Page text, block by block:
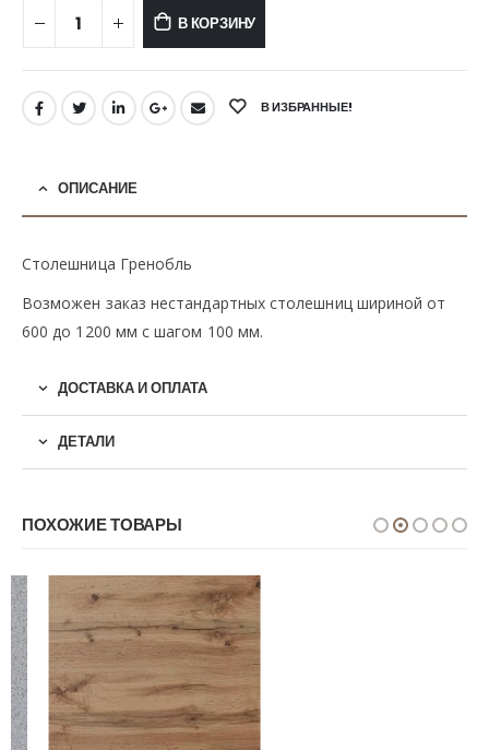
В КОРЗИНУ
В ИЗБРАННЫЕ!
ОПИСАНИЕ
Столешница Гренобль
Возможен заказ нестандартных столешниц шириной от
600 до 1200 мм с шагом 100 мм.
ДОСТАВКА И ОПЛАТА
ДЕТАЛИ
ПОХОЖИЕ ТОВАРЫ